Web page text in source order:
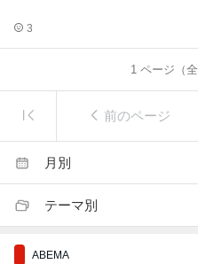
3
1ページ（全
前のページ
月別
テーマ別
ABEMA